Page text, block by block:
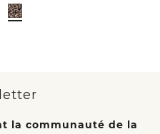
la communauté de la